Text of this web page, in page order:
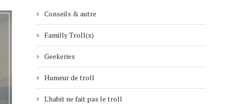
Conseils & autre
Familly Troll(s)
Geekeries
Humeur de troll
L'habit ne fait pas le troll